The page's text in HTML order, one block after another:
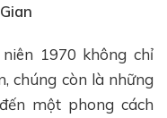
1970 không chỉ
chúng còn là những
một phong cách